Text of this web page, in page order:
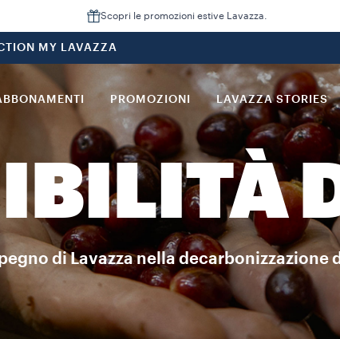
Scopri le promozioni estive Lavazza.
MY LAVAZZA
PROMOZIONI LAVAZZA STORIES
di Lavazza nella decarbonizzazione